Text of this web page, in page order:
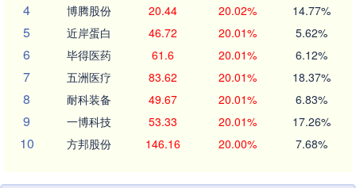
4 博腾股份 20.44 20.02% 14.77%
5 近岸蛋白 46.72 20.01% 5.62%
6 毕得医药 61.6 20.01% 6.12%
7 五洲医疗 83.62 20.01% 18.37%
8 耐科装备 49.67 20.01% 6.83%
9 一博科技 53.33 20.01% 17.26%
10 方邦股份 146.16 20.00% 7.68%